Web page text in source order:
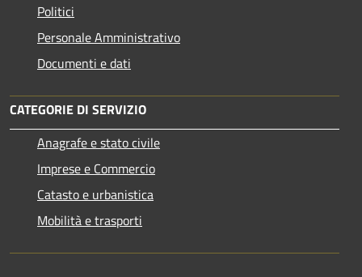
Politici
Personale Amministrativo
Documenti e dati
CATEGORIE DI SERVIZIO
Anagrafe e stato civile
Imprese e Commercio
Catasto e urbanistica
Mobilità e trasporti